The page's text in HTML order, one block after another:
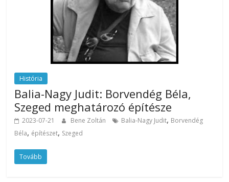
História
Balia-Nagy Judit: Borvendég Béla,
Szeged meghatározó építésze
2023-07-21 Bene Zoltán Balia-Nagy Judit, Borvendég
Béla, építészet, Szeged
Tovább